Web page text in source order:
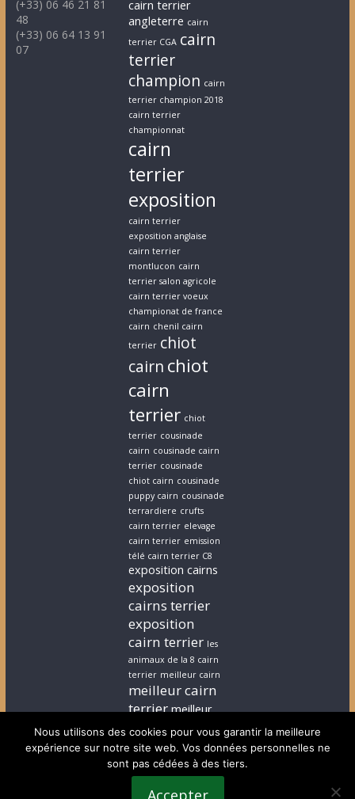
(+33) 06 46 21 81
48
(+33) 06 64 13 91
07
cairn terrier
angleterre cairn
terrier CGA cairn
terrier
champion cairn
terrier champion 2018
cairn terrier
championnat
cairn
terrier
exposition
cairn terrier
exposition anglaise
cairn terrier
montlucon cairn
terrier salon agricole
cairn terrier voeux
championat de france
cairn chenil cairn
terrier chiot
cairn chiot
cairn
terrier chiot
terrier cousinade
cairn cousinade cairn
terrier cousinade
chiot cairn cousinade
puppy cairn cousinade
terrardiere crufts
cairn terrier elevage
cairn terrier emission
télé cairn terrier C8
exposition cairns
exposition
cairns terrier
exposition
cairn terrier les
animaux de la 8 cairn
terrier meilleur cairn
meilleur cairn
terrier meilleur
elevage cairn
terrier
stephanie
cairn terrier
stephanie
chiot cairn terrier
terrardiere voeux
Nous utilisons des cookies pour vous garantir la meilleure
expérience sur notre site web. Vos données personnelles ne
sont pas cédées à des tiers.
Accepter